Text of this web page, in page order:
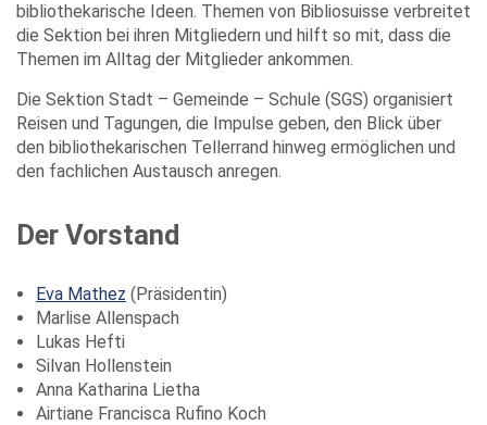
bibliothekarische Ideen. Themen von Bibliosuisse verbreitet
die Sektion bei ihren Mitgliedern und hilft so mit, dass die
Themen im Alltag der Mitglieder ankommen.
Die Sektion Stadt – Gemeinde – Schule (SGS) organisiert
Reisen und Tagungen, die Impulse geben, den Blick über
den bibliothekarischen Tellerrand hinweg ermöglichen und
den fachlichen Austausch anregen.
Der Vorstand
Eva Mathez (Präsidentin)
Marlise Allenspach
Lukas Hefti
Silvan Hollenstein
Anna Katharina Lietha
Airtiane Francisca Rufino Koch